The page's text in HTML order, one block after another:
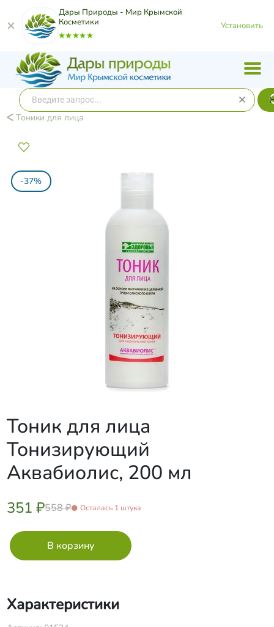
Дары Природы - Мир Крымской
Косметики
Установить
Тоники для лица
-37%
Тоник для лица
Тонизирующий
Аквабиолис, 200 мл
351 ₽558 ₽ Осталась 1 штука
Характеристики